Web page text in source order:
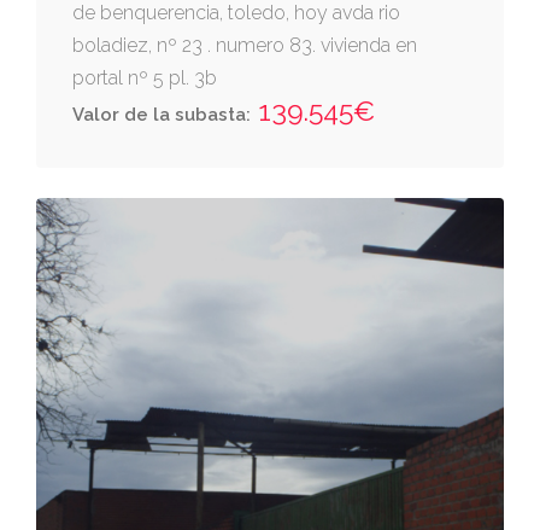
de benquerencia, toledo, hoy avda rio
boladiez, nº 23 . numero 83. vivienda en
portal nº 5 pl. 3b
Valor de la subasta: 139.545€